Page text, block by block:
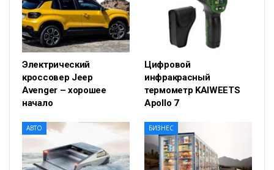
Электрический
кроссовер Jeep
Avenger – хорошее
начало
Цифровой
инфракрасный
термометр KAIWEETS
Apollo 7
АВТО БИЗНЕС